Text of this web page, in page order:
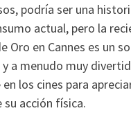
podría ser una
actual, pero la
Oro en Cannes es un
a menudo muy
los cines para
acción física.